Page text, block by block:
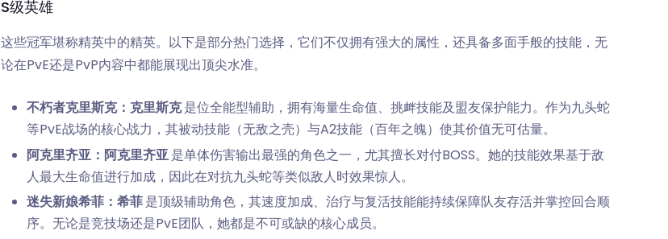
S级英雄
这些冠军堪称精英中的精英。以下是部分热门选择，它们不仅拥有强大的属性，还具备多面手般的技能，无
论在PvE还是PvP内容中都能展现出顶尖水准。
不朽者克里斯克：克里斯克是位全能型辅助，拥有海量生命值、挑衅技能及盟友保护能力。作为九头蛇
等PvE战场的核心战力，其被动技能（无敌之壳）与A2技能（百年之魄）使其价值无可估量。
阿克里齐亚：阿克里齐亚是单体伤害输出最强的角色之一，尤其擅长对付BOSS。她的技能效果基于敌
人最大生命值进行加成，因此在对抗九头蛇等类似敌人时效果惊人。
迷失新娘希菲：希菲是顶级辅助角色，其速度加成、治疗与复活技能能持续保障队友存活并掌控回合顺
序。无论是竞技场还是PvE团队，她都是不可或缺的核心成员。